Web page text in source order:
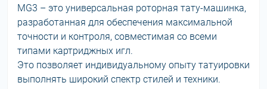
MG3 – это универсальная роторная тату-машинка,
разработанная для обеспечения максимальной
точности и контроля, совместимая со всеми
типами картриджных игл.
Это позволяет индивидуальному опыту татуировки
выполнять широкий спектр стилей и техники.